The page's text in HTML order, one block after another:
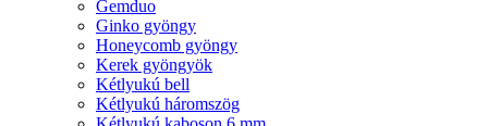
Gemduo
Ginko gyöngy
Honeycomb gyöngy
Kerek gyöngyök
Kétlyukú bell
Kétlyukú háromszög